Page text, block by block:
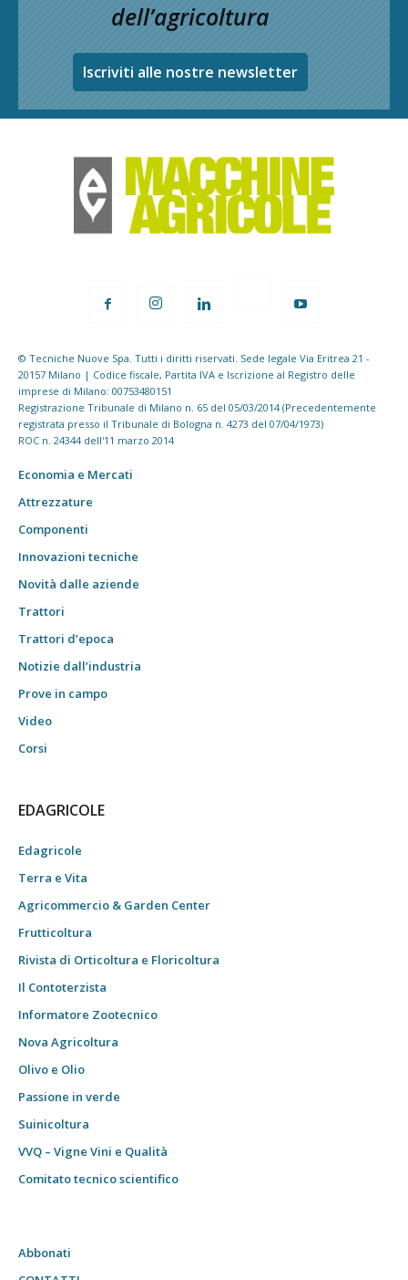
dell’agricoltura
Iscriviti alle nostre newsletter
© Tecniche Nuove Spa. Tutti i diritti riservati. Sede legale Via Eritrea 21 -
20157 Milano | Codice fiscale, Partita IVA e Iscrizione al Registro delle
imprese di Milano: 00753480151
Registrazione Tribunale di Milano n. 65 del 05/03/2014 (Precedentemente
registrata presso il Tribunale di Bologna n. 4273 del 07/04/1973)
ROC n. 24344 dell'11 marzo 2014
Economia e Mercati
Attrezzature
Componenti
Innovazioni tecniche
Novità dalle aziende
Trattori
Trattori d’epoca
Notizie dall’industria
Prove in campo
Video
Corsi
EDAGRICOLE
Edagricole
Terra e Vita
Agricommercio & Garden Center
Frutticoltura
Rivista di Orticoltura e Floricoltura
Il Contoterzista
Informatore Zootecnico
Nova Agricoltura
Olivo e Olio
Passione in verde
Suinicoltura
VVQ – Vigne Vini e Qualità
Comitato tecnico scientifico
Abbonati